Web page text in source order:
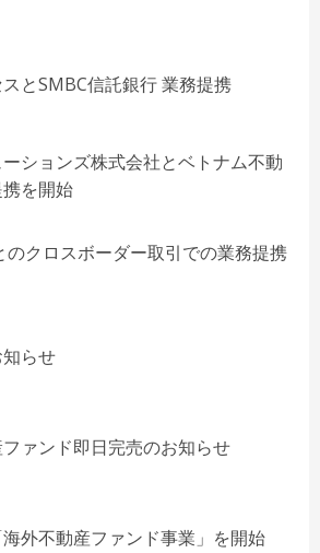
とSMBC信託銀行 業務提携
ションズ株式会社とベトナム不動
を開始
クロスボーダー取引での業務提携
らせ
ァンド即日完売のお知らせ
外不動産ファンド事業」を開始